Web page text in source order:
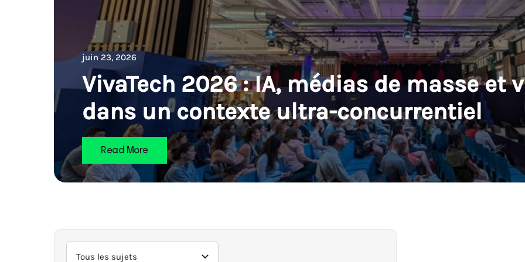
juin 23, 2026
VivaTech 2026 : IA, médias de masse et
dans un contexte ultra-concurrentiel
Read More